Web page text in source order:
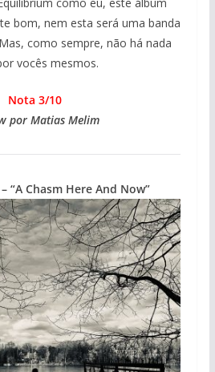
bom, nem esta será uma banda
como sempre, não há nada
vocês mesmos.
Nota 3/10
por Matias Melim
“A Chasm Here And Now”